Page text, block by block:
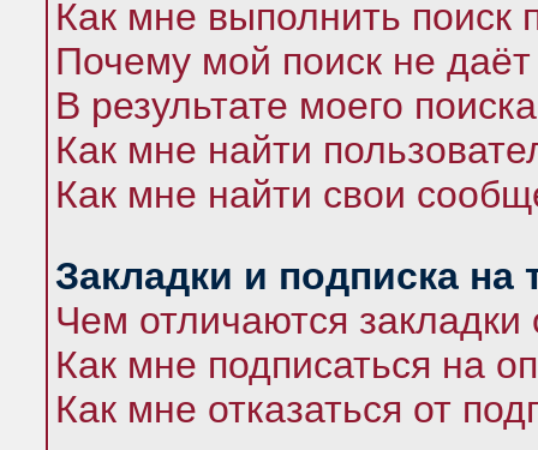
Как мне выполнить
Почему мой поиск не даёт
В результате моего
Как мне найти
Как мне найти свои
Закладки и подписка на
Чем отличаются закладки
Как мне подписаться на
Как мне отказаться от